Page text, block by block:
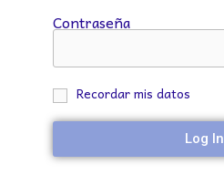
Contraseña
Recordar mis datos
Log In